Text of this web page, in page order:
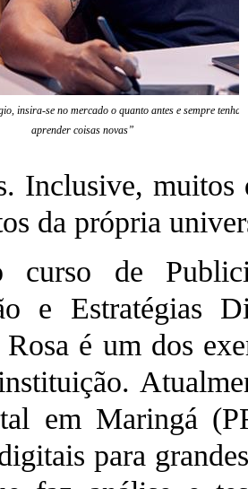
insira-se no mercado o quanto antes e sempre tenha
aprender coisas novas”
Inclusive, muitos
da própria
curso de
e Estratégias
é um dos
em Maringá
para